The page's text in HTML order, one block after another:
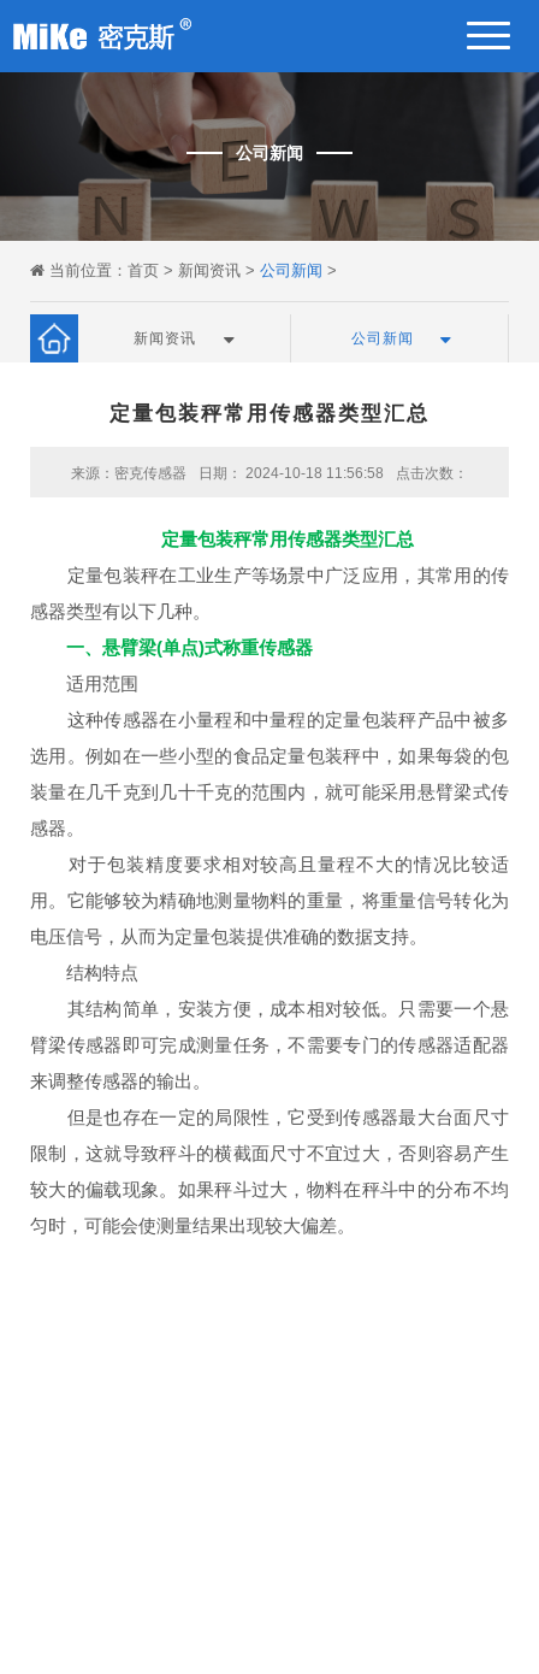
公司新闻
当前位置： 首页 > 新闻资讯 > 公司新闻 >
新闻资讯 公司新闻
定量包装秤常用传感器类型汇总
来源：密克传感器 日期： 2024-10-18 11:56:58 点击次数：
定量包装秤常用传感器类型汇总
定量包装秤在工业生产等场景中广泛应用，其常用的传
感器类型有以下几种。
一、悬臂梁(单点)式称重传感器
适用范围
这种传感器在小量程和中量程的定量包装秤产品中被多
选用。例如在一些小型的食品定量包装秤中，如果每袋的包
装量在几千克到几十千克的范围内，就可能采用悬臂梁式传
感器。
对于包装精度要求相对较高且量程不大的情况比较适
用。它能够较为精确地测量物料的重量，将重量信号转化为
电压信号，从而为定量包装提供准确的数据支持。
结构特点
其结构简单，安装方便，成本相对较低。只需要一个悬
臂梁传感器即可完成测量任务，不需要专门的传感器适配器
来调整传感器的输出。
但是也存在一定的局限性，它受到传感器最大台面尺寸
限制，这就导致秤斗的横截面尺寸不宜过大，否则容易产生
较大的偏载现象。如果秤斗过大，物料在秤斗中的分布不均
匀时，可能会使测量结果出现较大偏差。